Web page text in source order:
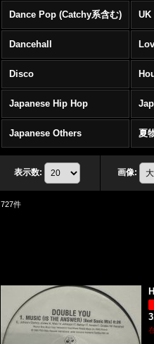
Dance Pop (Catchy系含む) UK
Dancehall
Disco
Japanese Hip Hop
Japanese Others 夏
表示数: 画像:
727件